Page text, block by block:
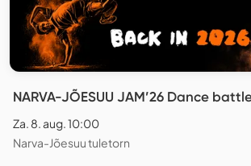
NARVA-JÕESUU JAM’26 Dance
Za. 8. aug. 10:00
Narva-Jõesuu tuletorn